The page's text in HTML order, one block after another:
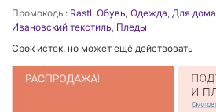
Промокоды: Rastl, Обувь, Одежда, Для дома
Ивановский текстиль, Пледы
Срок истек, но может ещё действовать